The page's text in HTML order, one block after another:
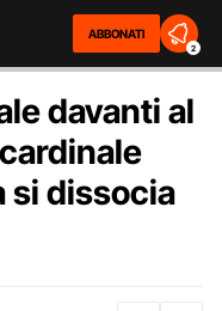
ABBONATI
2
davanti al
si dissocia